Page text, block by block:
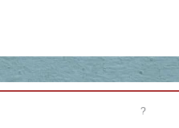
?